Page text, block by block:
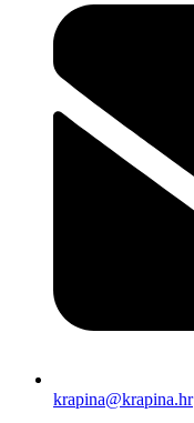
krapina@krapina.hr